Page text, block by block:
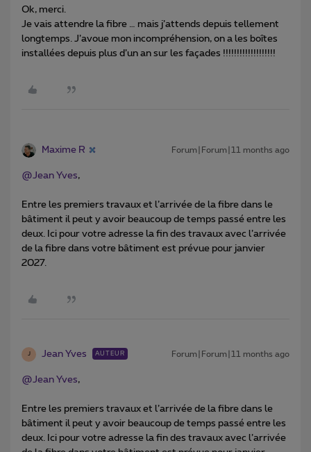
Ok, merci.
Je vais attendre la fibre … mais j’attends depuis tellement
longtemps. J’avoue mon incompréhension, on a les boîtes
installées depuis plus d’un an sur les façades !!!!!!!!!!!!!!!!!!!
Maxime R Forum|Forum|11 months ago
@Jean Yves,
Entre les premiers travaux et l’arrivée de la fibre dans le
bâtiment il peut y avoir beaucoup de temps passé entre les
deux. Ici pour votre adresse la fin des travaux avec l’arrivée
de la fibre dans votre bâtiment est prévue pour janvier
2027.
J Jean Yves AUTEUR Forum|Forum|11 months ago
@Jean Yves,
Entre les premiers travaux et l’arrivée de la fibre dans le
bâtiment il peut y avoir beaucoup de temps passé entre les
deux. Ici pour votre adresse la fin des travaux avec l’arrivée